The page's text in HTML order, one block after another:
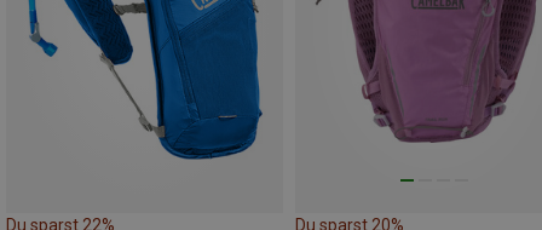
Du sparst 22% Du sparst 20%